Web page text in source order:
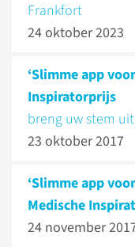
Frankfort
24 oktober 2023
‘Slimme app
Inspiratorprijs
breng uw stem uit
23 oktober 2017
‘Slimme app
Medische
24 november